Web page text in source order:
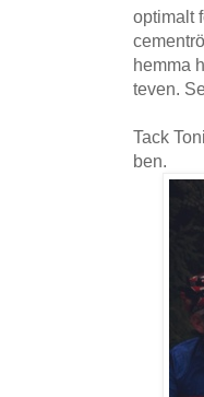
optimalt
hemma
teven.
Tack
ben.